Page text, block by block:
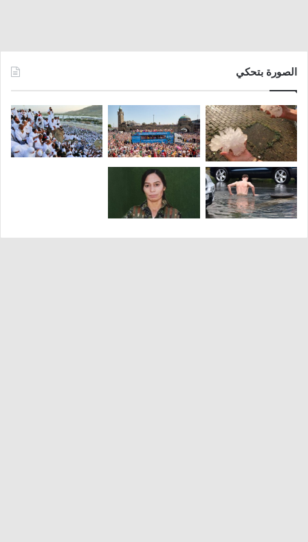
الصورة بتحكي